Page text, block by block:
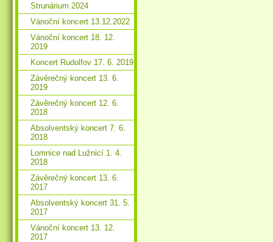
Strunárium 2024
Vánoční koncert 13.12.2022
Vánoční koncert 18. 12.
2019
Koncert Rudolfov 17. 6. 2019
Závěrečný koncert 13. 6.
2019
Závěrečný koncert 12. 6.
2018
Absolventský koncert 7. 6.
2018
Lomnice nad Lužnicí 1. 4.
2018
Závěrečný koncert 13. 6.
2017
Absolventský koncert 31. 5.
2017
Vánoční koncert 13. 12.
2017